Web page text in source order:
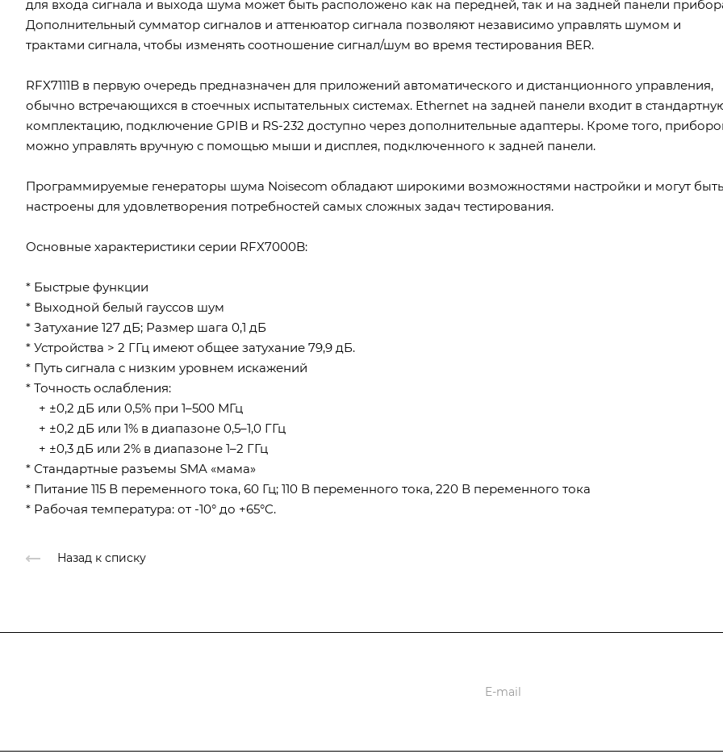
для входа сигнала и выхода шума может быть расположено как на передней, так и на задней панели
Дополнительный сумматор сигналов и аттенюатор сигнала позволяют независимо управлять шумом и
трактами сигнала, чтобы изменять соотношение сигнал/шум во время тестирования BER.
RFX7111B в первую очередь предназначен для приложений автоматического и дистанционного управления,
обычно встречающихся в стоечных испытательных системах. Ethernet на задней панели входит в
комплектацию, подключение GPIB и RS-232 доступно через дополнительные адаптеры. Кроме того,
можно управлять вручную с помощью мыши и дисплея, подключенного к задней панели.
Программируемые генераторы шума Noisecom обладают широкими возможностями настройки и могут быть
настроены для удовлетворения потребностей самых сложных задач тестирования.
Основные характеристики серии RFX7000B:
* Быстрые функции
* Выходной белый гауссов шум
* Затухание 127 дБ; Размер шага 0,1 дБ
* Устройства > 2 ГГц имеют общее затухание 79,9 дБ.
* Путь сигнала с низким уровнем искажений
* Точность ослабления:
+ ±0,2 дБ или 0,5% при 1–500 МГц
+ ±0,2 дБ или 1% в диапазоне 0,5–1,0 ГГц
+ ±0,3 дБ или 2% в диапазоне 1–2 ГГц
* Стандартные разъемы SMA «мама»
* Питание 115 В переменного тока, 60 Гц; 110 В переменного тока, 220 В переменного тока
* Рабочая температура: от -10° до +65°C.
Назад к списку